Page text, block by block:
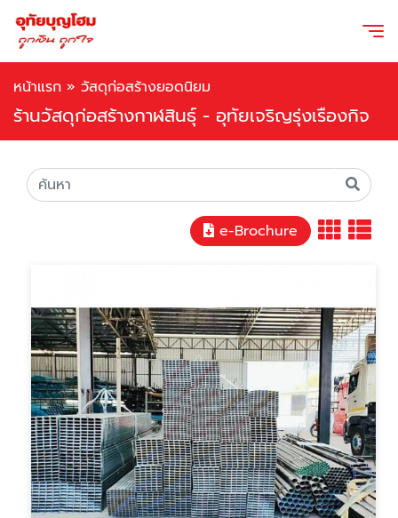
หน้าแรก » วัสดุก่อสร้างยอดนิยม
ร้านวัสดุก่อสร้างกาฬสินธุ์ - อุทัยเจริญรุ่งเรืองกิจ
e-Brochure